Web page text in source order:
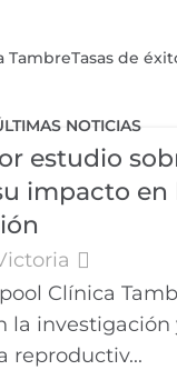
TambreTasas de
NOTICIAS
estudio
impacto en
Clínica
la investigación
reproductiv...